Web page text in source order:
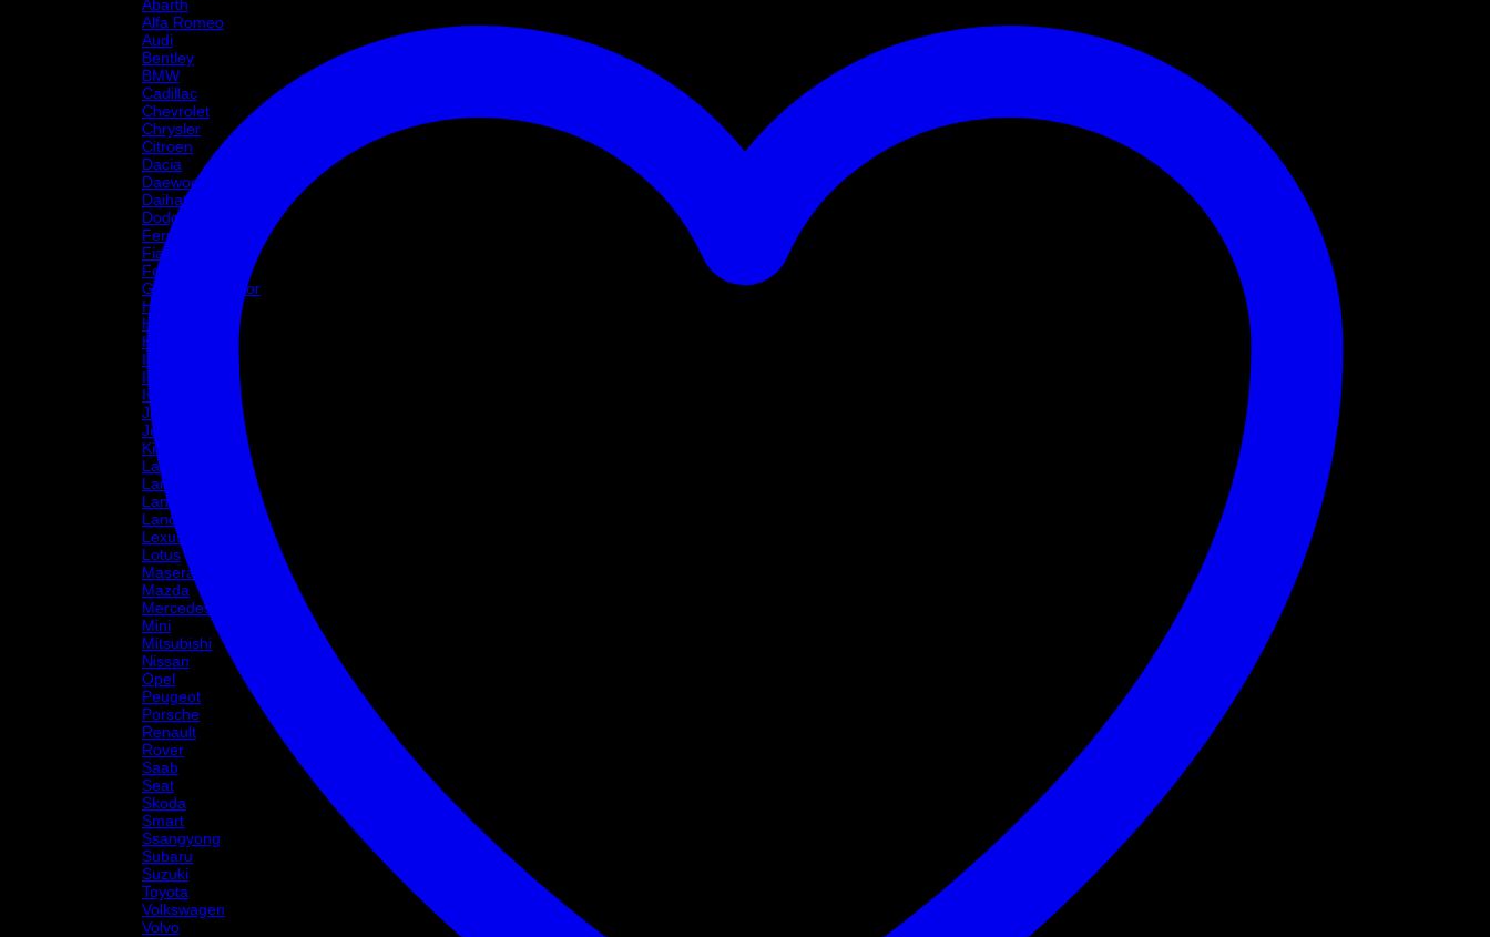
Abarth
Alfa Romeo
Audi
Bentley
BMW
Cadillac
Chevrolet
Chrysler
Citroen
Dacia
Daewoo
Daihatsu
Dodge
Ferrari
Fiat
Ford
Great Wall Motor
Holden
Honda
Hyundai
Infinity
Isuzu
Iveco
Jaguar
Jeep
Kia
Lada
Lamborghini
Lancia
Land Rover
Lexus
Lotus
Maserati
Mazda
Mercedes
Mini
Mitsubishi
Nissan
Opel
Peugeot
Porsche
Renault
Rover
Saab
Seat
Skoda
Smart
Ssangyong
Subaru
Suzuki
Toyota
Volkswagen
Volvo